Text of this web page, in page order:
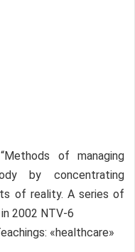
of managing
by concentrating
of reality. A series of
2002 NTV-6
«healthcare»